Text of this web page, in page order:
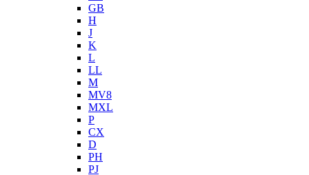
GB
H
J
K
L
LL
M
MV8
MXL
P
CX
D
PH
PJ